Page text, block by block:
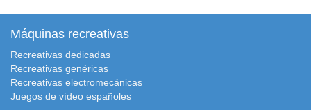
Máquinas recreativas
Recreativas dedicadas
Recreativas genéricas
Recreativas electromecánicas
Juegos de vídeo españoles